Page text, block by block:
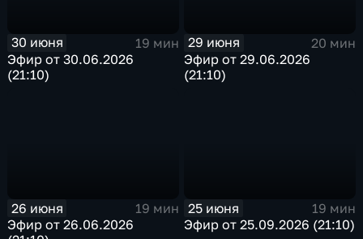
30 июня
19 мин
Эфир от 30.06.2026
(21:10)
29 июня
20 мин
Эфир от 29.06.2026
(21:10)
26 июня
19 мин
Эфир от 26.06.2026
25 июня
19 мин
Эфир от 25.09.2026 (21:10)